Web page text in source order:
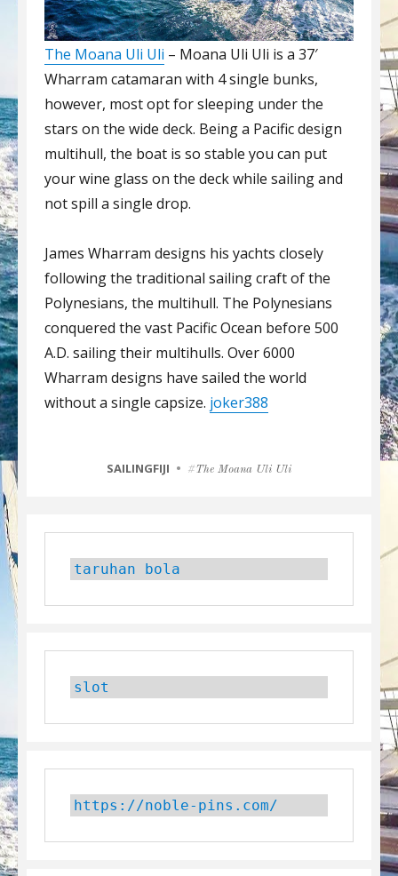
The Moana Uli Uli – Moana Uli Uli is a 37′
Wharram catamaran with 4 single bunks,
however, most opt for sleeping under the
stars on the wide deck. Being a Pacific design
multihull, the boat is so stable you can put
your wine glass on the deck while sailing and
not spill a single drop.
James Wharram designs his yachts closely
following the traditional sailing craft of the
Polynesians, the multihull. The Polynesians
conquered the vast Pacific Ocean before 500
A.D. sailing their multihulls. Over 6000
Wharram designs have sailed the world
without a single capsize. joker388
CATEGORIES
SAILINGFIJI Tags
The Moana Uli Uli
taruhan bola
slot
https://noble-pins.com/